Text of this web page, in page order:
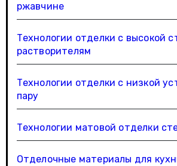
ржавчине
Технологии отделки с высокой
растворителям
Технологии отделки с низкой
пару
Технологии матовой отделки
Отделочные материалы для